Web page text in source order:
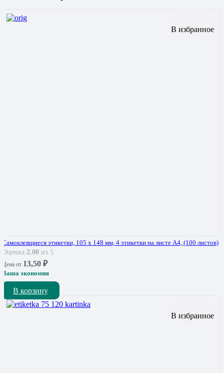
В избранное
Самоклеящиеся этикетки, 105 x 148 мм, 4 этикетки на листе А4, (100 листов)
Оценка 2.00 из 5
Цена от 13,50 ₽
Ваша экономия
В корзину
В избранное